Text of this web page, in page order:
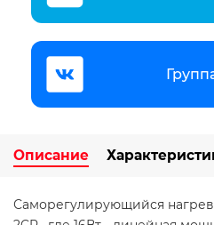
Описание
Саморегулирующийся